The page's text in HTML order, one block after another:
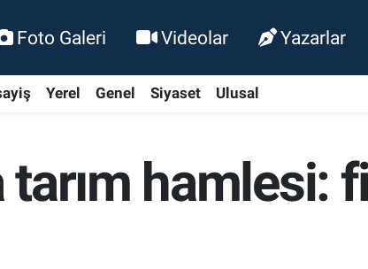
Foto Galeri Videolar Yazarlar
Yerel Genel Siyaset Ulusal
tarım hamlesi: